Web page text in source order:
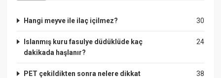
30
Hangi meyve ile ilaç içilmez?
24
Islanmış kuru fasulye düdüklüde kaç
dakikada haşlanır?
38
PET çekildikten sonra nelere dikkat